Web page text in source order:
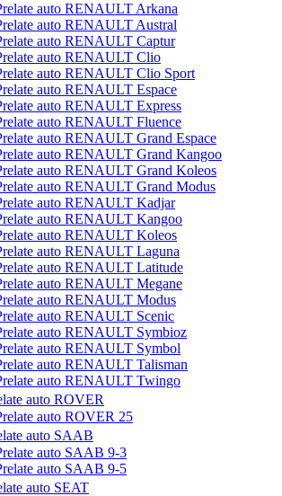
auto RENAULT Arkana
auto RENAULT Austral
auto RENAULT Captur
auto RENAULT Clio
auto RENAULT Clio Sport
auto RENAULT Espace
auto RENAULT Express
auto RENAULT Fluence
auto RENAULT Grand Espace
auto RENAULT Grand Kangoo
auto RENAULT Grand Koleos
auto RENAULT Grand Modus
auto RENAULT Kadjar
auto RENAULT Kangoo
auto RENAULT Koleos
auto RENAULT Laguna
auto RENAULT Latitude
auto RENAULT Megane
auto RENAULT Modus
auto RENAULT Scenic
auto RENAULT Symbioz
auto RENAULT Symbol
auto RENAULT Talisman
auto RENAULT Twingo
auto ROVER
auto ROVER 25
auto SAAB
auto SAAB 9-3
auto SAAB 9-5
auto SEAT